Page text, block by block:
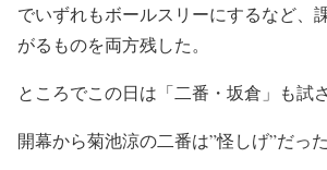
でいずれもボールスリーにするなど、
がるものを両方残した。
ところでこの日は「二番・坂倉」も試さ
開幕から菊池涼の二番は”怪しげ”だった